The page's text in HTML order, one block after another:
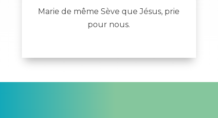
Marie de même Sève que Jésus, prie
pour nous.